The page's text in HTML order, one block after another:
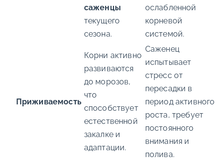
саженцы
текущего
сезона.
ослабленной
корневой
системой.
Приживаемость
Корни активно
развиваются
до морозов,
что
способствует
естественной
закалке и
адаптации.
Саженец
испытывает
стресс от
пересадки в
период активного
роста, требует
постоянного
внимания и
полива.